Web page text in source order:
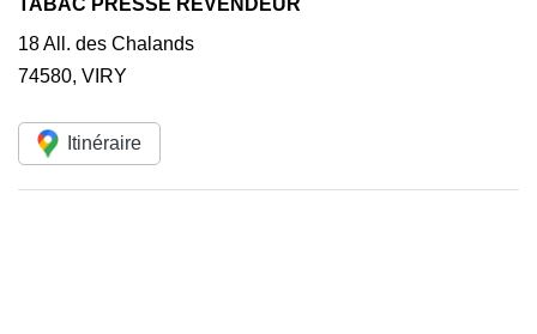
TABAC PRESSE REVENDEUR
18 All. des Chalands
74580, VIRY
Itinéraire